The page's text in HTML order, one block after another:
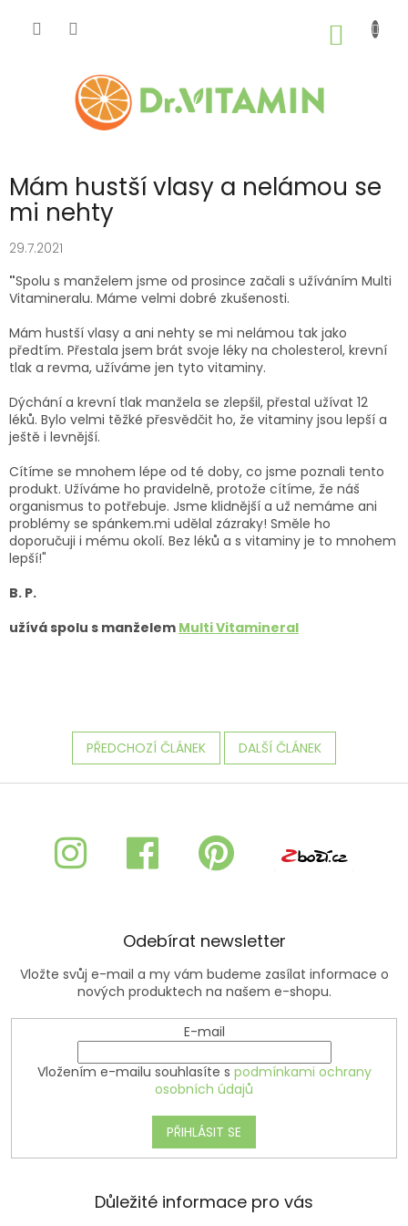
Mám hustší vlasy a nelámou se
mi nehty
29.7.2021
"Spolu s manželem jsme od prosince začali s užíváním Multi
Vitamineralu. Máme velmi dobré zkušenosti.
Mám hustší vlasy a ani nehty se mi nelámou tak jako
předtím. Přestala jsem brát svoje léky na cholesterol, krevní
tlak a revma, užíváme jen tyto vitaminy.
Dýchání a krevní tlak manžela se zlepšil, přestal užívat 12
léků. Bylo velmi těžké přesvědčit ho, že vitaminy jsou lepší a
ještě i levnější.
Cítíme se mnohem lépe od té doby, co jsme poznali tento
produkt. Užíváme ho pravidelně, protože cítíme, že náš
organismus to potřebuje. Jsme klidnější a už nemáme ani
problémy se spánkem.mi udělal zázraky! Směle ho
doporučuji i mému okolí. Bez léků a s vitaminy je to mnohem
lepší!"
B. P.
užívá spolu s manželem Multi Vitamineral
PŘEDCHOZÍ ČLÁNEK DALŠÍ ČLÁNEK
Z
Odebírat newsletter
Vložte svůj e-mail a my vám budeme zasílat informace o
nových produktech na našem e-shopu.
E-mail
Vložením e-mailu souhlasíte s podmínkami ochrany
osobních údajů
PŘIHLÁSIT SE
Důležité informace pro vás